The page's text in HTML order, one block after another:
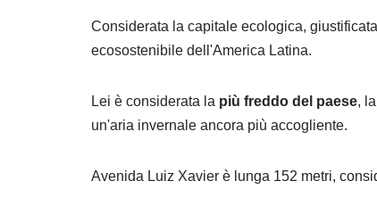
Considerata la capitale ecologica,
ecosostenibile dell'America Latina.
Lei è considerata la più freddo del paese,
un'aria invernale ancora più accogliente.
Avenida Luiz Xavier è lunga 152 metri,